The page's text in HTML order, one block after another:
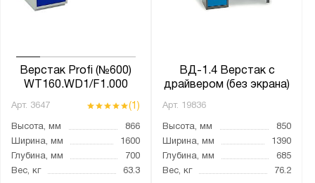
Верстак Profi (№600)
WT160.WD1/F1.000
Арт. 3647 (1)
Высота, мм
866
Ширина, мм
1600
Глубина, мм
700
Вес, кг
63.3
ВД-1.4 Верстак с
драйвером (без экрана)
Арт. 19836
Высота, мм
850
Ширина, мм
1390
Глубина, мм
685
Вес, кг
76.2
41.СД
41.УПБ